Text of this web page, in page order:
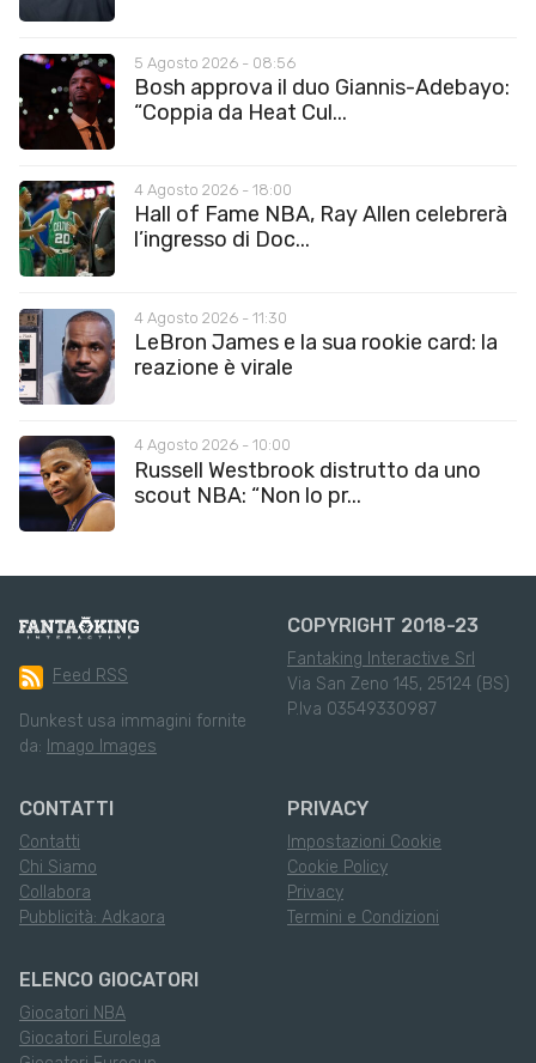
5 Agosto 2026 - 08:56
Bosh approva il duo Giannis-Adebayo:
“Coppia da Heat Cul...
4 Agosto 2026 - 18:00
Hall of Fame NBA, Ray Allen celebrerà
l’ingresso di Doc...
4 Agosto 2026 - 11:30
LeBron James e la sua rookie card: la
reazione è virale
4 Agosto 2026 - 10:00
Russell Westbrook distrutto da uno
scout NBA: “Non lo pr...
Feed RSS
Dunkest usa immagini fornite
da: Imago Images
COPYRIGHT 2018-23
Fantaking Interactive Srl
Via San Zeno 145, 25124 (BS)
P.Iva 03549330987
CONTATTI
Contatti
Chi Siamo
Collabora
Pubblicità: Adkaora
PRIVACY
Impostazioni Cookie
Cookie Policy
Privacy
Termini e Condizioni
ELENCO GIOCATORI
Giocatori NBA
Giocatori Eurolega